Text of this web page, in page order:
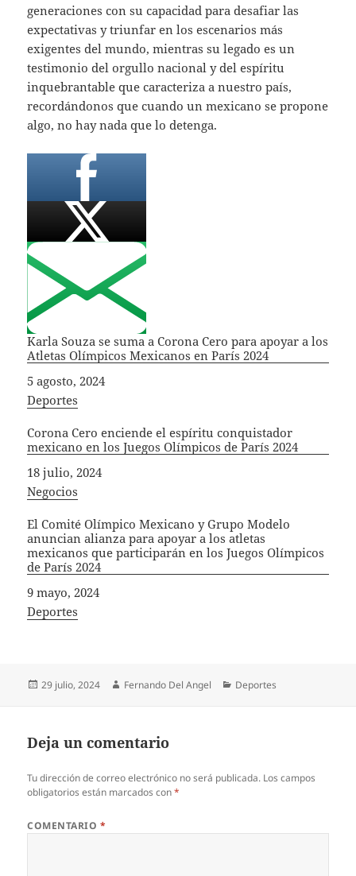
generaciones con su capacidad para desafiar las
expectativas y triunfar en los escenarios más
exigentes del mundo, mientras su legado es un
testimonio del orgullo nacional y del espíritu
inquebrantable que caracteriza a nuestro país,
recordándonos que cuando un mexicano se propone
algo, no hay nada que lo detenga.
Karla Souza se suma a Corona Cero para apoyar a los
Atletas Olímpicos Mexicanos en París 2024
Fecha
5 agosto, 2024
In relation to
Deportes
Corona Cero enciende el espíritu conquistador
mexicano en los Juegos Olímpicos de París 2024
Fecha
18 julio, 2024
In relation to
Negocios
El Comité Olímpico Mexicano y Grupo Modelo
anuncian alianza para apoyar a los atletas
mexicanos que participarán en los Juegos Olímpicos
de París 2024
Fecha
9 mayo, 2024
In relation to
Deportes
Publicado
29 julio, 2024 Autor
Fernando Del Angel Categorías
Deportes
Deja un comentario
Tu dirección de correo electrónico no será publicada. Los campos
obligatorios están marcados con*
COMENTARIO *